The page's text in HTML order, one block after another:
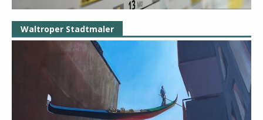
Waltroper Stadtmaler